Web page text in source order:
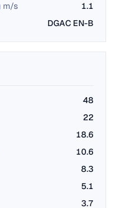
m/s
1.1
DGAC EN-B
48
22
18.6
10.6
8.3
5.1
3.7